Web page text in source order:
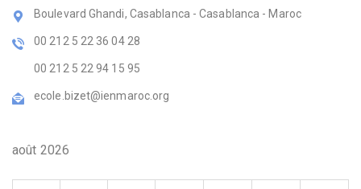
Boulevard Ghandi, Casablanca - Casablanca - Maroc
00 212 5 22 36 04 28
00 212 5 22 94 15 95
ecole.bizet@ienmaroc.org
août 2026